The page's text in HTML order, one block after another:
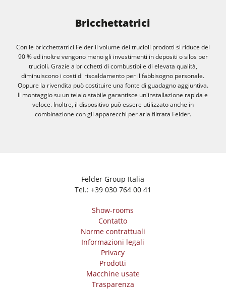
Bricchettatrici
Con le bricchettatrici Felder il volume dei trucioli prodotti si riduce del
90 % ed inoltre vengono meno gli investimenti in depositi o silos per
trucioli. Grazie a bricchetti di combustibile di elevata qualità,
diminuiscono i costi di riscaldamento per il fabbisogno personale.
Oppure la rivendita può costituire una fonte di guadagno aggiuntiva.
Il montaggio su un telaio stabile garantisce un'installazione rapida e
veloce. Inoltre, il dispositivo può essere utilizzato anche in
combinazione con gli apparecchi per aria filtrata Felder.
Felder Group Italia
Tel.: +39 030 764 00 41
Show-rooms
Contatto
Norme contrattuali
Informazioni legali
Privacy
Prodotti
Macchine usate
Trasparenza